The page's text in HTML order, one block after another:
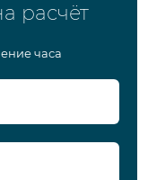
расчёт
часа